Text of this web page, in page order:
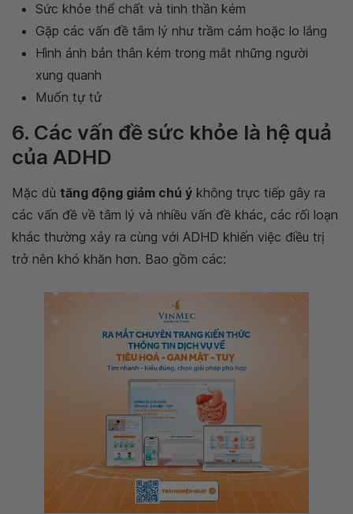
Sức khỏe thể chất và tinh thần kém
Gặp các vấn đề tâm lý như trầm cảm hoặc lo lắng
Hình ảnh bản thân kém trong mắt những người
xung quanh
Muốn tự tử
6. Các vấn đề sức khỏe là hệ quả
của ADHD
Mặc dù tăng động giảm chú ý không trực tiếp gây ra
các vấn đề về tâm lý và nhiều vấn đề khác, các rối loạn
khác thường xảy ra cùng với ADHD khiến việc điều trị
trở nên khó khăn hơn. Bao gồm các: